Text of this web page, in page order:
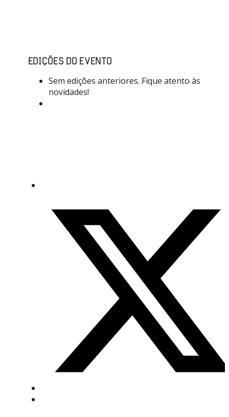
EDIÇÕES DO EVENTO
Sem edições anteriores. Fique atento às
novidades!